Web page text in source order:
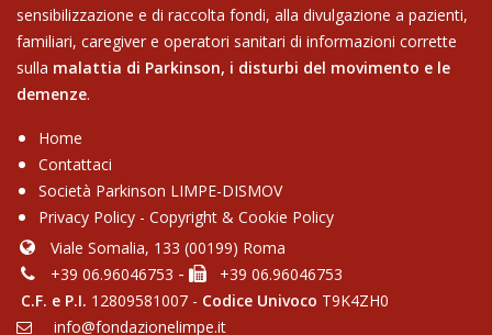
sensibilizzazione e di raccolta fondi, alla divulgazione a pazienti,
familiari, caregiver e operatori sanitari di informazioni corrette
sulla malattia di Parkinson, i disturbi del movimento e le
demenze.
Home
Contattaci
Soci​età Parkinson LIMPE-DISMOV
Privacy Policy - Copyright & Cookie Policy
Viale Somalia, 133 (00199) Roma
+39 06.96046753 -
+39 06.96046753
C.F. e P.I. 12809581007 - Codice Univoco T9K4ZH0
info@fondazionelimpe.it